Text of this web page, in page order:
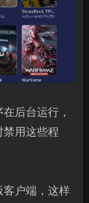
后台运行，
用这些程
客户端，这样